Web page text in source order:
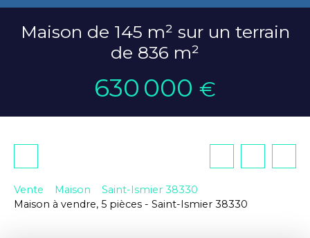
Maison de 145 m² sur un terrain
de 836 m²
630 000 €
Vente Maison
Saint-Ismier 38330
Maison à vendre, 5 pièces - Saint-Ismier 38330